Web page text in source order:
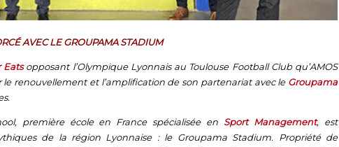
AVEC LE GROUPAMA STADIUM
Eatsopposant l’Olympique Lyonnais au Toulouse Football Club qu’AMOS
le renouvellement et l’amplification de son partenariat avec le Groupama
première école en France spécialisée en Sport Management, est
de la région Lyonnaise : le Groupama Stadium. Propriété de